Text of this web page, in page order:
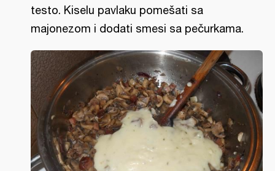
testo. Kiselu pavlaku pomešati sa
majonezom i dodati smesi sa pečurkama.